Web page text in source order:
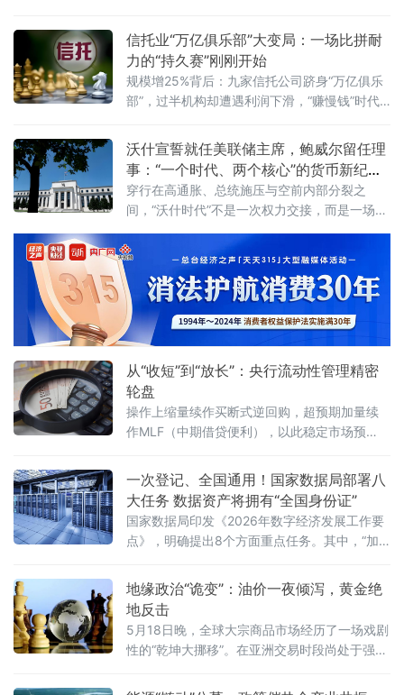
贷款利率管理，明确央行与金融机构的职责，
同时整合散落在多份老旧规
信托业“万亿俱乐部”大变局：一场比拼耐
力的“持久赛”刚刚开始
规模增25%背后：九家信托公司跻身“万亿俱乐
部”，过半机构却遭遇利润下滑，“赚慢钱”时代
业务三分类新规三年过渡期正式画上句号。这
场自2023年3月启动、被称为行业近十年最大
业务改革的制度重塑，以一份沉甸甸的成绩单
落下帷幕——全行业受托资产规模突破34万亿
元，创出历史新高。三年前，原银保监会发
布“三分类新规”，将信托业务划
沃什宣誓就任美联储主席，鲍威尔留任理
事：“一个时代、两个核心”的货币新纪元
开启
穿行在高通胀、总统施压与空前内部分裂之
间，“沃什时代”不是一次权力交接，而是一场对
从“收短”到“放长”：央行流动性管理精密
轮盘
操作上缩量续作买断式逆回购，超预期加量续
作MLF（中期借贷便利），以此稳定市场预
元1年期MLF资金，冲抵当月5000亿元MLF到
期量后实现1000亿元净投放，而就在此之前的
5月中旬，3个月和6个月两个期限的买断式逆回
购刚实现10000亿元规模的净回笼，两者共
一次登记、全国通用！国家数据局部署八
大任务 数据资产将拥有“全国身份证”
国家数据局印发《2026年数字经济发展工作要
点》，明确提出8个方面重点任务。其中，“加
数据要素市场化配置改革的首要举措，成为最
受市场瞩目的政策亮点。数据作为第五大生产
要素，其产权归属长期处于“有财产、无凭证”的
模糊地带。各地分散探索的数
地缘政治“诡变”：油价一夜倾泻，黄金绝
地反击
5月18日晚，全球大宗商品市场经历了一场戏剧
性的“乾坤大挪移”。在亚洲交易时段尚处于强势
下——WTI原油期货失守100美元/桶关键心理